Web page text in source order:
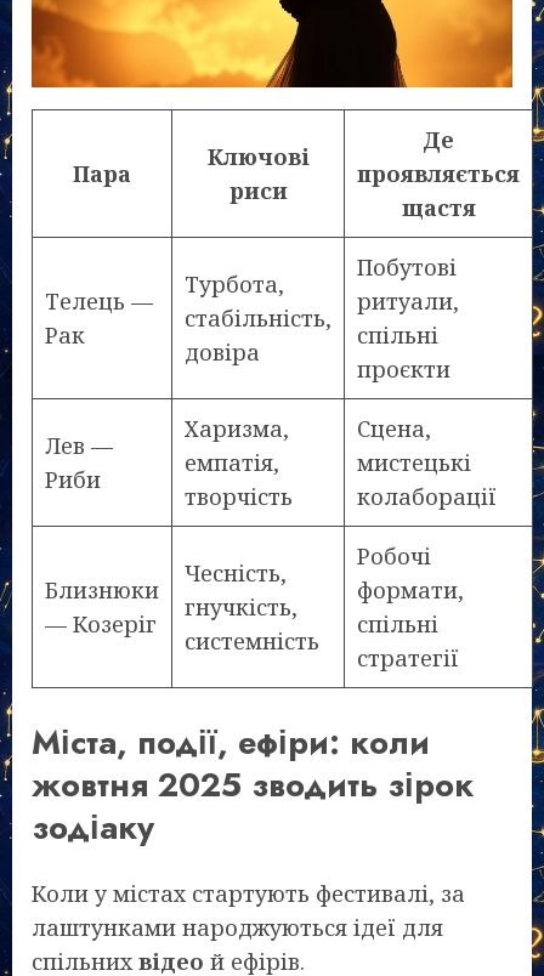
Пара
Ключові
риси
Де
проявляється
щастя
Телець —
Рак
Турбота,
стабільність,
довіра
Побутові
ритуали,
спільні
проєкти
Лев —
Риби
Харизма,
емпатія,
творчість
Сцена,
мистецькі
колаборації
Близнюки
— Козеріг
Чесність,
гнучкість,
системність
Робочі
формати,
спільні
стратегії
Міста, події, ефіри: коли
жовтня 2025 зводить зірок
зодіаку
Коли у містах стартують фестивалі, за
лаштунками народжуються ідеї для
спільних відео й ефірів.